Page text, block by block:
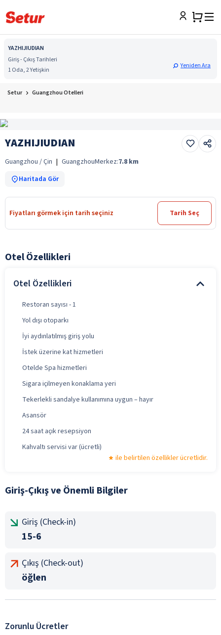
YAZHIJIUDIAN
Giriş - Çıkış Tarihleri
1 Oda, 2 Yetişkin
Yeniden Ara
Setur Guangzhou Otelleri
YAZHIJIUDIAN
Guangzhou / Çin | GuangzhouMerkez:7.8 km
Haritada Gör
Fiyatları görmek için tarih seçiniz Tarih Seç
Otel Özellikleri
Otel Özellikleri
Restoran sayısı - 1
Yol dışı otoparkı
İyi aydınlatılmış giriş yolu
İstek üzerine kat hizmetleri
Otelde Spa hizmetleri
Sigara içilmeyen konaklama yeri
Tekerlekli sandalye kullanımına uygun – hayır
Asansör
24 saat açık resepsiyon
Kahvaltı servisi var (ücretli)
ile belirtilen özellikler ücretlidir.
Giriş-Çıkış ve Önemli Bilgiler
Giriş (Check-in)
15-6
Çıkış (Check-out)
öğlen
Zorunlu Ücretler